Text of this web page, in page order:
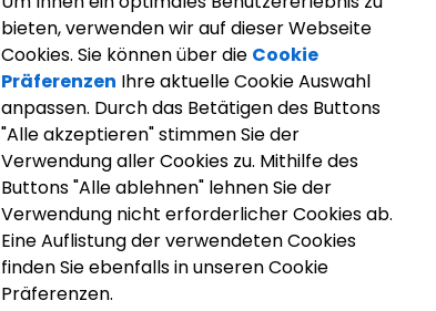
bieten, verwenden wir auf dieser Webseite
Cookies. Sie können über die Cookie
Präferenzen Ihre aktuelle Cookie Auswahl
anpassen. Durch das Betätigen des Buttons
"Alle akzeptieren" stimmen Sie der
Verwendung aller Cookies zu. Mithilfe des
Buttons "Alle ablehnen" lehnen Sie der
Verwendung nicht erforderlicher Cookies ab.
Eine Auflistung der verwendeten Cookies
finden Sie ebenfalls in unseren Cookie
Präferenzen.